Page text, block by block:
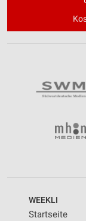
WEEKLI
Startseite